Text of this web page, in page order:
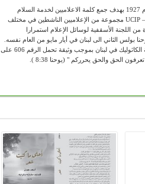
عضو في الإتحاد الكاثوليكي العالمي للصحافة UCIP الذي تأسس عام 1927 بهدف جمع كلمة الاعلاميين لخدمة السلام
والحقيقة . يضم الإتحاد الكاثوليكي العالمي للصحافة - لبنان UCIP – LIBAN مجموعة من الإعلاميين الناشطين في مختلف
ومن الباحثين والأساتذة . تأسس عام 1997 بمبادرة من اللجنة الأسقفية لوسائل الإعلام استمرارا
بولس الثاني الى لبنان في أيار مايو من العام نفسه.
"أوسيب لبنان" يعمل رسميا تحت اشراف مجلس البطاركة والأساقفة الكاثوليك في لبنان بموجب وثيقة تحمل الرقم 606 على